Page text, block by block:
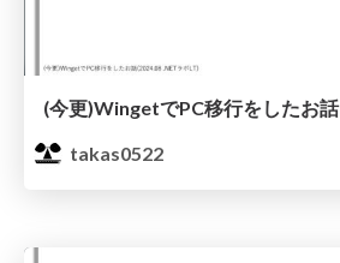
(今更)WingetでPC移行をしたお話
takas0522